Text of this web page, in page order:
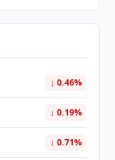
↓ 0.46%
↓ 0.19%
↓ 0.71%